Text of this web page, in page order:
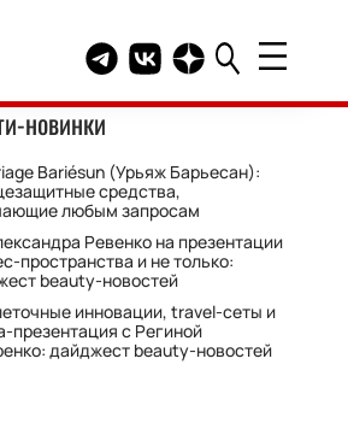
Telegram канал HELLO
Группа HELLO
Канал HELLO в
новинки
Bariésun (Урьяж Барьесан):
средства,
любым запросам
Ревенко на презентации
пространства и не только:
beauty-новостей
инновации, travel-сеты и
презентация с Региной
дайджест beauty-новостей